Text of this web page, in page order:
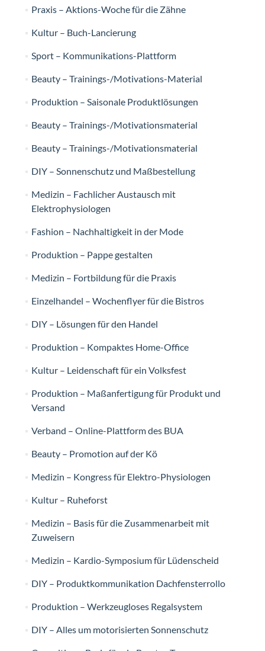
Praxis – Aktions-Woche für die Zähne
Kultur – Buch-Lancierung
Sport – Kommunikations-Plattform
Beauty – Trainings-/Motivations-Material
Produktion – Saisonale Produktlösungen
Beauty – Trainings-/Motivationsmaterial
Beauty – Trainings-/Motivationsmaterial
DIY – Sonnenschutz und Maßbestellung
Medizin – Fachlicher Austausch mit
Elektrophysiologen
Fashion – Nachhaltigkeit in der Mode
Produktion – Pappe gestalten
Medizin – Fortbildung für die Praxis
Einzelhandel – Wochenflyer für die Bistros
DIY – Lösungen für den Handel
Produktion – Kompaktes Home-Office
Kultur – Leidenschaft für ein Volksfest
Produktion – Maßanfertigung für Produkt und
Versand
Verband – Online-Plattform des BUA
Beauty – Promotion auf der Kö
Medizin – Kongress für Elektro-Physiologen
Kultur – Ruheforst
Medizin – Basis für die Zusammenarbeit mit
Zuweisern
Medizin – Kardio-Symposium für Lüdenscheid
DIY – Produktkommunikation Dachfensterrollo
Produktion – Werkzeugloses Regalsystem
DIY – Alles um motorisierten Sonnenschutz